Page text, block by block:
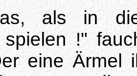
als in
spielen !"
eine Ärmel